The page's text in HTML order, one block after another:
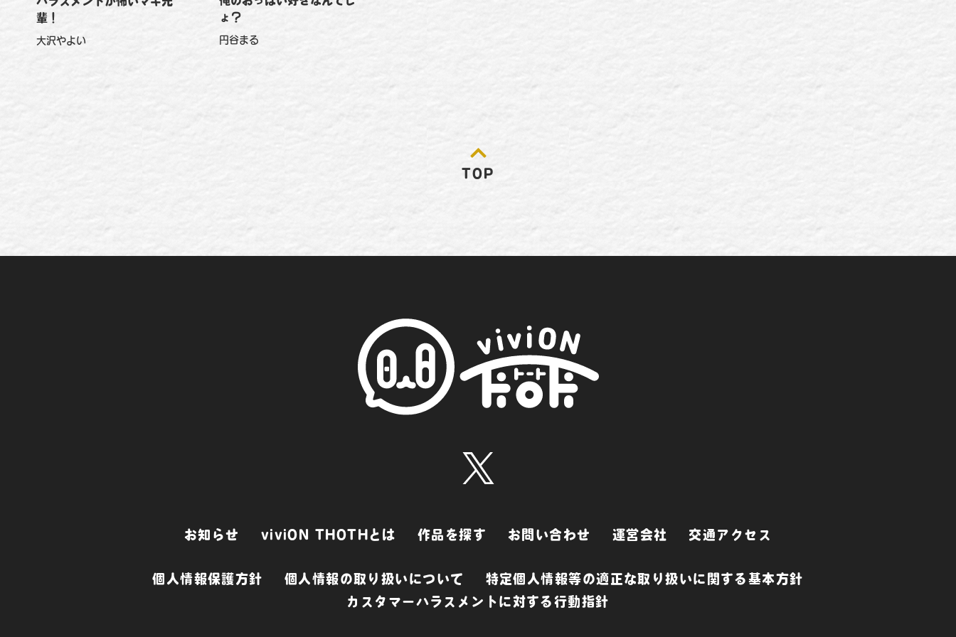
輩！
大沢やよい
ょ？
円谷まる
TOP
お知らせ viviON THOTHとは 作品を探す お問い合わせ 運営会社 交通アクセス
個人情報保護方針 個人情報の取り扱いについて
特定個人情報等の適正な取り扱いに関する基本方針
カスタマーハラスメントに対する行動指針